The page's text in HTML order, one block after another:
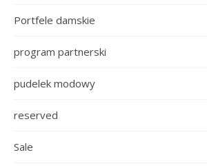
Portfele damskie
program partnerski
pudelek modowy
reserved
Sale